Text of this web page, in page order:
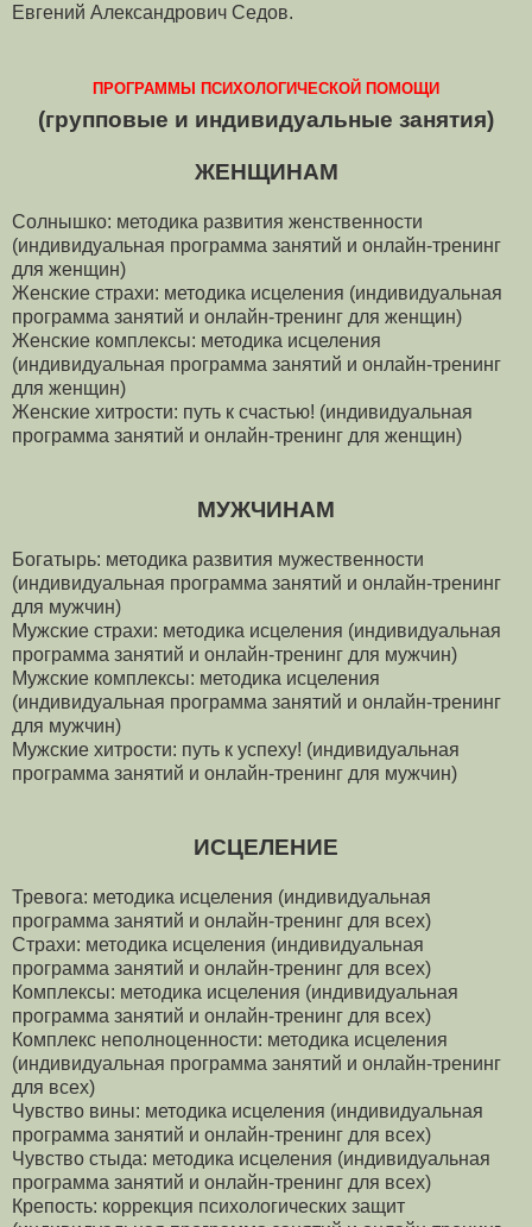
Евгений Александрович Седов.
ПРОГРАММЫ ПСИХОЛОГИЧЕСКОЙ ПОМОЩИ
(групповые и индивидуальные занятия)
ЖЕНЩИНАМ
Солнышко: методика развития женственности
(индивидуальная программа занятий и онлайн-тренинг
для женщин)
Женские страхи: методика исцеления (индивидуальная
программа занятий и онлайн-тренинг для женщин)
Женские комплексы: методика исцеления
(индивидуальная программа занятий и онлайн-тренинг
для женщин)
Женские хитрости: путь к счастью! (индивидуальная
программа занятий и онлайн-тренинг для женщин)
МУЖЧИНАМ
Богатырь: методика развития мужественности
(индивидуальная программа занятий и онлайн-тренинг
для мужчин)
Мужские страхи: методика исцеления (индивидуальная
программа занятий и онлайн-тренинг для мужчин)
Мужские комплексы: методика исцеления
(индивидуальная программа занятий и онлайн-тренинг
для мужчин)
Мужские хитрости: путь к успеху! (индивидуальная
программа занятий и онлайн-тренинг для мужчин)
ИСЦЕЛЕНИЕ
Тревога: методика исцеления (индивидуальная
программа занятий и онлайн-тренинг для всех)
Страхи: методика исцеления (индивидуальная
программа занятий и онлайн-тренинг для всех)
Комплексы: методика исцеления (индивидуальная
программа занятий и онлайн-тренинг для всех)
Комплекс неполноценности: методика исцеления
(индивидуальная программа занятий и онлайн-тренинг
для всех)
Чувство вины: методика исцеления (индивидуальная
программа занятий и онлайн-тренинг для всех)
Чувство стыда: методика исцеления (индивидуальная
программа занятий и онлайн-тренинг для всех)
Крепость: коррекция психологических защит